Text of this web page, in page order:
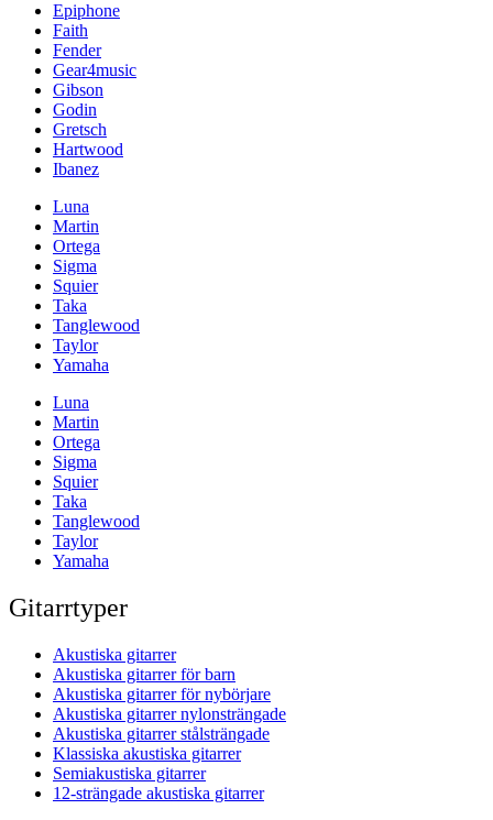
Epiphone
Faith
Fender
Gear4music
Gibson
Godin
Gretsch
Hartwood
Ibanez
Luna
Martin
Ortega
Sigma
Squier
Taka
Tanglewood
Taylor
Yamaha
Luna
Martin
Ortega
Sigma
Squier
Taka
Tanglewood
Taylor
Yamaha
Gitarrtyper
Akustiska gitarrer
Akustiska gitarrer för barn
Akustiska gitarrer för nybörjare
Akustiska gitarrer nylonsträngade
Akustiska gitarrer stålsträngade
Klassiska akustiska gitarrer
Semiakustiska gitarrer
12-strängade akustiska gitarrer